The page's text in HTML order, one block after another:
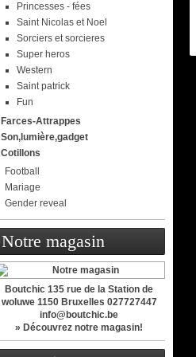
Princesses - fées
Saint Nicolas et Noel
Sorciers et sorcieres
Super heros
Western
Saint patrick
Fun
Farces-Attrappes
Son,lumière,gadget
Cotillons
Football
Mariage
Gender reveal
Notre magasin
Boutchic 135 rue de la Station de
woluwe 1150 Bruxelles 027727447
info@boutchic.be
» Découvrez notre magasin!